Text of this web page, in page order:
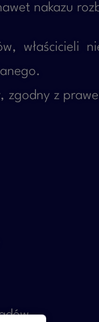
nakazu
właścicieli
zgodny z